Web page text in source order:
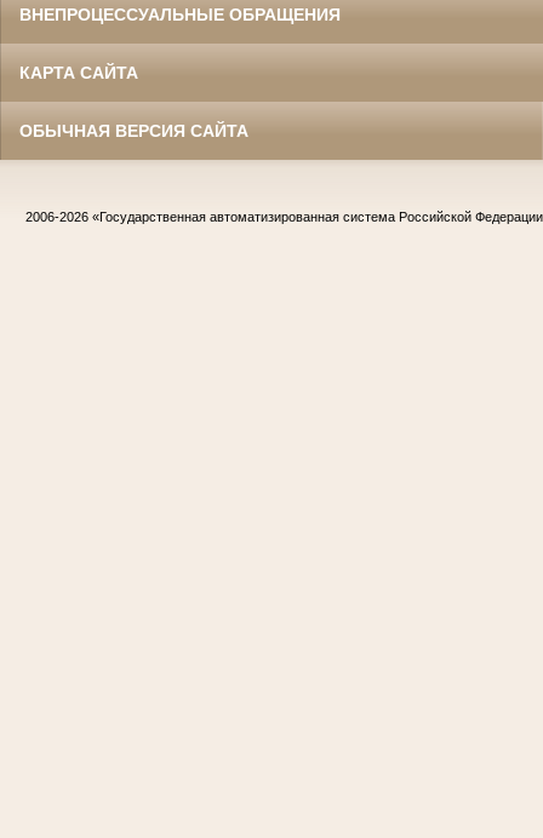
ВНЕПРОЦЕССУАЛЬНЫЕ ОБРАЩЕНИЯ
КАРТА САЙТА
ОБЫЧНАЯ ВЕРСИЯ САЙТА
2006-2026 «Государственная автоматизированная система Российской